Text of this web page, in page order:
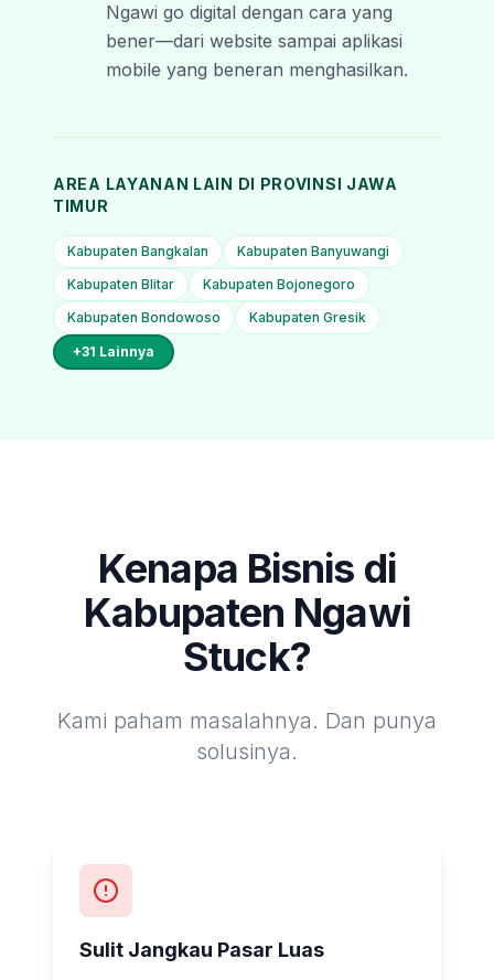
Ngawi go digital dengan cara yang
bener—dari website sampai aplikasi
mobile yang beneran menghasilkan.
AREA LAYANAN LAIN DI PROVINSI JAWA
TIMUR
Kabupaten Bangkalan
Kabupaten Banyuwangi
Kabupaten Blitar
Kabupaten Bojonegoro
Kabupaten Bondowoso
Kabupaten Gresik
+31 Lainnya
Kenapa Bisnis di
Kabupaten Ngawi
Stuck?
Kami paham masalahnya. Dan punya
solusinya.
Sulit Jangkau Pasar Luas